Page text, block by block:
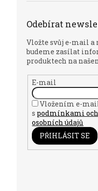
Odebírat
Vložte svůj e-mail a
budeme zasílat
produktech na
E-mail
Vložením e-
s podmínkami
osobních údajů
PŘIHLÁSIT SE